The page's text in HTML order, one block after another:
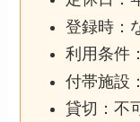
登録時：
利用条件
付帯施設
貸切：不